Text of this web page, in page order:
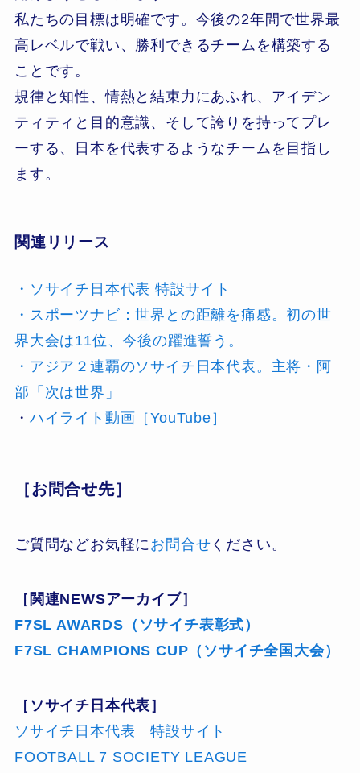
私たちの目標は明確です。今後の2年間で世界最
高レベルで戦い、勝利できるチームを構築する
ことです。
規律と知性、情熱と結束力にあふれ、アイデン
ティティと目的意識、そして誇りを持ってプレ
ーする、日本を代表するようなチームを目指し
ます。
関連リリース
・ソサイチ日本代表 特設サイト
・スポーツナビ：世界との距離を痛感。初の世
界大会は11位、今後の躍進誓う。
・アジア２連覇のソサイチ日本代表。主将・阿
部「次は世界」
・ ハイライト動画［YouTube］
［お問合せ先］
ご質問などお気軽にお問合せ ください。
［関連NEWSアーカイブ］
F7SL AWARDS（ソサイチ表彰式）
F7SL CHAMPIONS CUP（ソサイチ全国大会）
［ソサイチ日本代表］
ソサイチ日本代表 特設サイト
FOOTBALL 7 SOCIETY LEAGUE